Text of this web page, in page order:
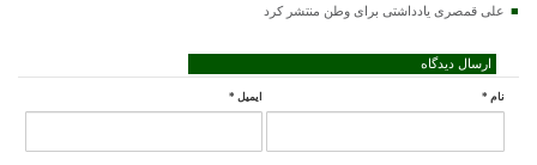
علی قمصری یادداشتی برای وطن منتشر کرد
ارسال دیدگاه
نام * ایمیل *